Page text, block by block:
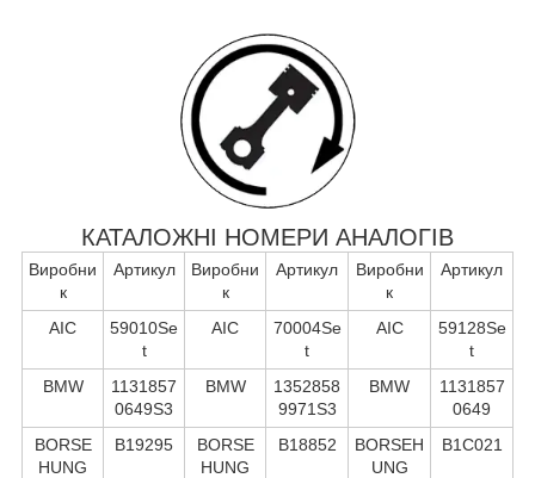
КАТАЛОЖНІ НОМЕРИ АНАЛОГІВ
Виробни
к
Артикул
Виробни
к
Артикул
Виробни
к
Артикул
AIC
59010Se
t
AIC
70004Se
t
AIC
59128Se
t
BMW
1131857
0649S3
BMW
1352858
9971S3
BMW
1131857
0649
BORSE
HUNG
B19295
BORSE
HUNG
B18852
BORSEH
UNG
B1C021